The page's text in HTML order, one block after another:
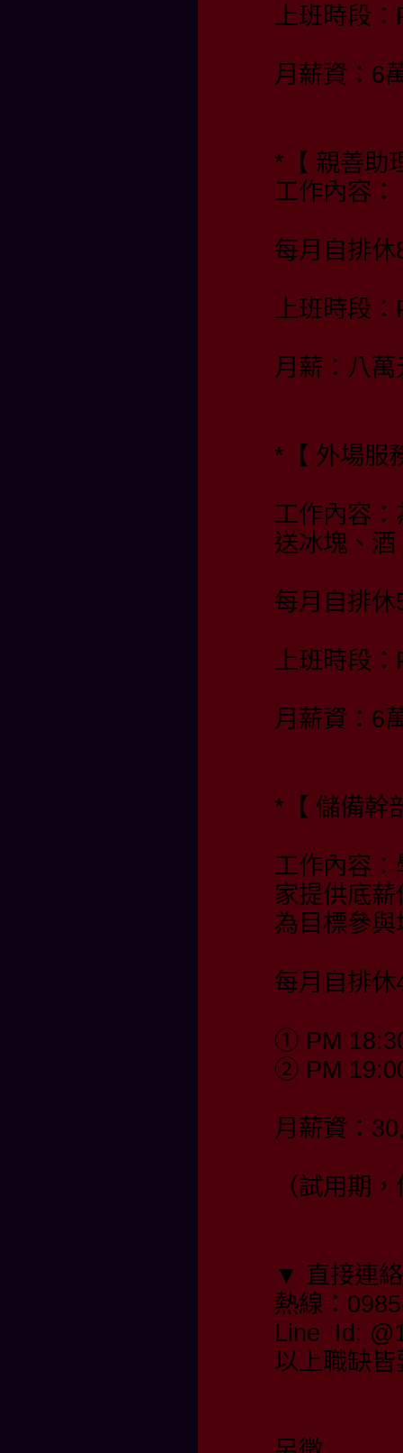
上班時段
月薪資：6
*【 親善助
工作內容
每月自排休
上班時段
月薪：八萬
*【 外場服
工作內容
送冰塊、
每月自排休
上班時段
月薪資：6
*【 儲備幹
工作內容
家提供底
為目標參與
每月自排休
① PM
② PM
月薪資：
（試用期
▼ 直接連
熱線：
Line Id:
以上職缺